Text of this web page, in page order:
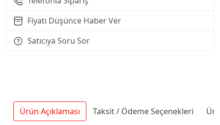
Fiyatı Düşünce Haber Ver
Satıcıya Soru Sor
Ürün Açıklaması Taksit / Ödeme Seçenekleri